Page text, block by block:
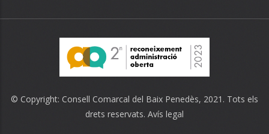
© Copyright: Consell Comarcal del Baix Penedès, 2021. Tots els
drets reservats. Avís legal